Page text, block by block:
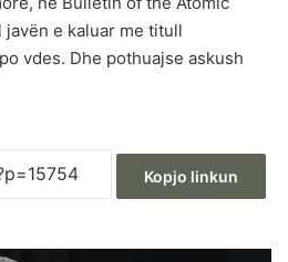
e kaluar me titull
vdes. Dhe pothuajse askush
Kopjo linkun